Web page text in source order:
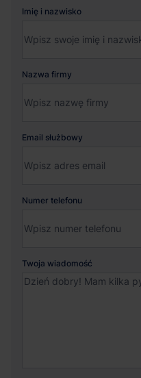
Imię i nazwisko
Nazwa firmy
Email służbowy
Numer telefonu
Twoja wiadomość